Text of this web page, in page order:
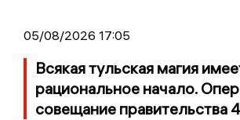
05/08/2026 17:05
Всякая тульская магия
рациональное начало.
совещание правительства